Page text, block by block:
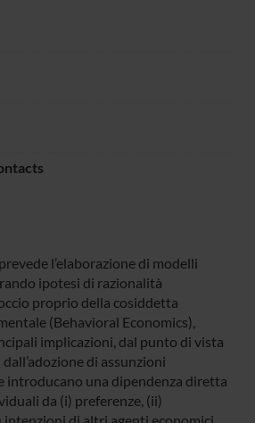
l’elaborazione di modelli
ipotesi di razionalità
proprio della cosiddetta
(Behavioral Economics),
implicazioni, dal punto di vista
di assunzioni
introducano una dipendenza diretta
da (i) preferenze, (ii)